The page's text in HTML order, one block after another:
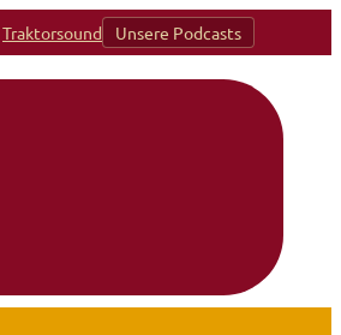
Traktorsound Unsere Podcasts